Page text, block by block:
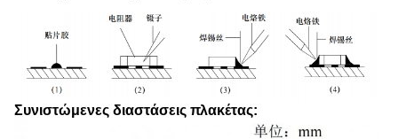
Συνιστώμενες διαστάσεις πλακέτας: